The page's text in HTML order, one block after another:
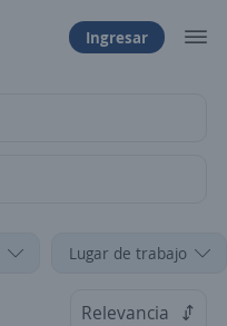
Ingresar
Lugar de trabajo
Relevancia